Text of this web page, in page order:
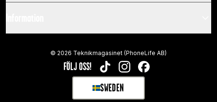
FÖLJ OSS! TIKTOKINSTAGRAMFACEBOOK
SWEDEN
SELECT MARKET
© 2026 Teknikmagasinet (PhoneLife AB)